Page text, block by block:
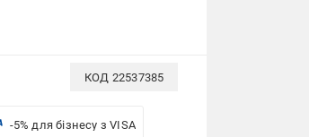
КОД 22537385
-5% для бізнесу з VISA